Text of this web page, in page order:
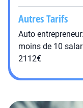
Autres Tarifs
Auto
moins de 10
2112€